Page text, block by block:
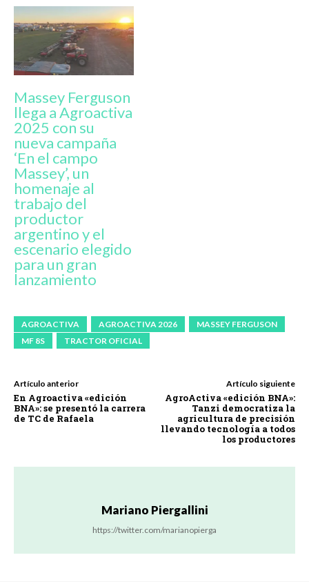
Massey Ferguson
llega a Agroactiva
2025 con su
nueva campaña
‘En el campo
Massey’, un
homenaje al
trabajo del
productor
argentino y el
escenario elegido
para un gran
lanzamiento
AGROACTIVA AGROACTIVA 2026
MASSEY FERGUSON
MF 8S
TRACTOR OFICIAL
Artículo anterior
En Agroactiva «edición
BNA»: se presentó la carrera
de TC de Rafaela
Artículo siguiente
AgroActiva «edición BNA»:
Tanzi democratiza la
agricultura de precisión
llevando tecnología a todos
los productores
Mariano Piergallini
https://twitter.com/marianopierga